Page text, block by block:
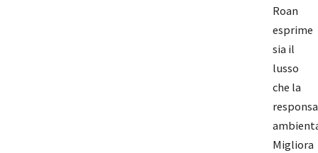
Roan
esprime
sia il
lusso
che la
Migliora